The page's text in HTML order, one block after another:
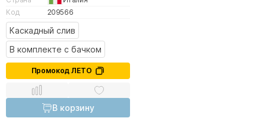
Код
209566
Каскадный слив
В комплекте с бачком
Промокод ЛЕТО
В корзину